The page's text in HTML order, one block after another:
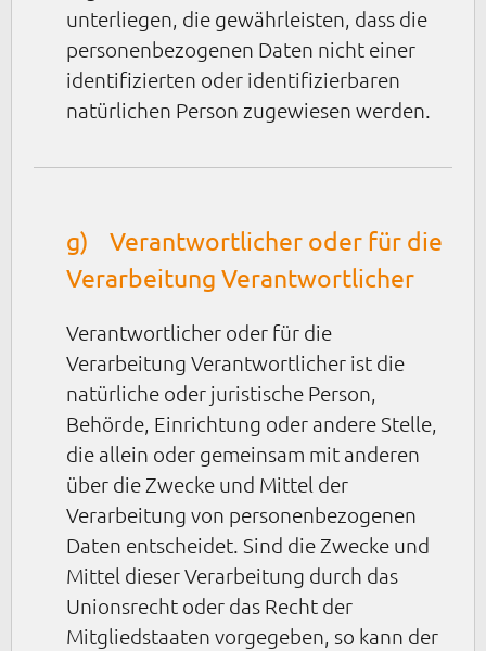
unterliegen, die gewährleisten, dass die
personenbezogenen Daten nicht einer
identifizierten oder identifizierbaren
natürlichen Person zugewiesen werden.
g) Verantwortlicher oder für die
Verarbeitung Verantwortlicher
Verantwortlicher oder für die
Verarbeitung Verantwortlicher ist die
natürliche oder juristische Person,
Behörde, Einrichtung oder andere Stelle,
die allein oder gemeinsam mit anderen
über die Zwecke und Mittel der
Verarbeitung von personenbezogenen
Daten entscheidet. Sind die Zwecke und
Mittel dieser Verarbeitung durch das
Unionsrecht oder das Recht der
Mitgliedstaaten vorgegeben, so kann der